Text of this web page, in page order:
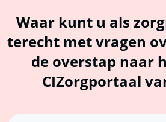
Waar kunt u als
terecht met vragen
de overstap naar
CIZorgportaal